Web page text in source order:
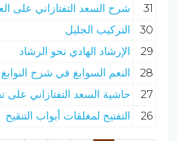
31
شرح السعد التفتازاني على
30
التركيب الجليل
29
الإرشاد الهادي نحو الرشاد
28
النعم السوابغ في شرح النوابغ
27
حاشية السعد التفتازاني
26
التفتيح لمغلقات أبواب التنقيح